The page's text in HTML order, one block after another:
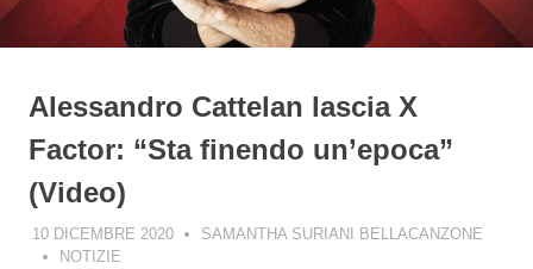
Alessandro Cattelan lascia X
Factor: “Sta finendo un’epoca”
(Video)
10 DICEMBRE 2020
SAMANTHA SURIANI BELLACANZONE
NOTIZIE